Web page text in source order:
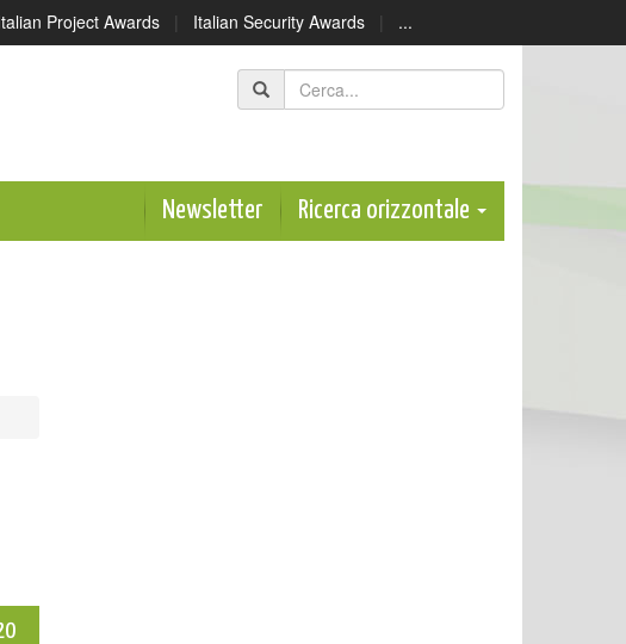
Project Awards | Italian Security Awards | ...
Newsletter Ricerca orizzontale